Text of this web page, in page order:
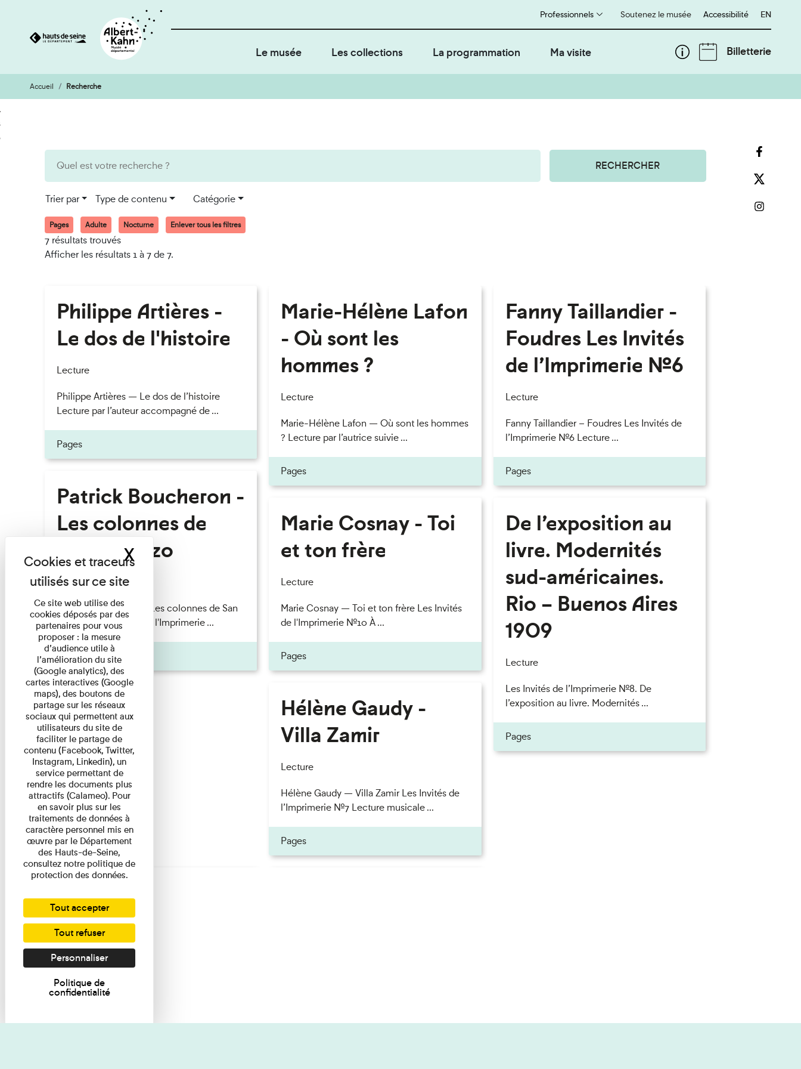
Aller
au
contenu
Aller
à
la
Soutenez le musée
Professionnels Accessibilité English
EN
Le musée Les collections La programmation Ma visite Billetterie
Accueil Recherche
RECHERCHER
Trier par Type de contenu Catégorie
Pages Adulte Nocturne Enlever tous les filtres
7 résultats trouvés
Afficher les résultats 1 à 7 de 7.
Philippe Artières -
Le dos de l'histoire
Lecture
Philippe Artières — Le dos de l’histoire
Lecture par l’auteur accompagné de ...
Pages
Patrick Boucheron -
Les colonnes de
San Lorenzo
Lecture
Patrick Boucheron — Les colonnes de San
Lorenzo Les Invités de l'Imprimerie ...
Pages
Marie-Hélène Lafon
- Où sont les
hommes ?
Lecture
Marie-Hélène Lafon — Où sont les hommes
? Lecture par l’autrice suivie ...
Pages
Marie Cosnay - Toi
et ton frère
Lecture
Marie Cosnay — Toi et ton frère Les Invités
de l'Imprimerie n°10 À ...
Pages
Hélène Gaudy -
Villa Zamir
Lecture
Hélène Gaudy — Villa Zamir Les Invités de
l’Imprimerie n°7 Lecture musicale ...
Pages
Fanny Taillandier -
Foudres Les Invités
de l’Imprimerie n°6
Lecture
Fanny Taillandier – Foudres Les Invités de
l’Imprimerie n°6 Lecture ...
Pages
De l’exposition au
livre. Modernités
sud-américaines.
Rio – Buenos Aires
1909
Lecture
Les Invités de l’Imprimerie n°8. De
l’exposition au livre. Modernités ...
Pages
Ce site web utilise des
cookies déposés par des
partenaires pour vous
proposer : la mesure
d’audience utile à
l’amélioration du site
(Google analytics), des
cartes interactives (Google
maps), des boutons de
partage sur les réseaux
sociaux qui permettent aux
utilisateurs du site de
faciliter le partage de
contenu (Facebook, Twitter,
Instagram, Linkedin), un
service permettant de
rendre les documents plus
attractifs (Calameo). Pour
en savoir plus sur les
traitements de données à
caractère personnel mis en
œuvre par le Département
des Hauts-de-Seine,
consultez notre politique de
protection des données.
Tout accepter
Tout refuser
Personnaliser
Politique de
confidentialité
XMasquer le bandeau des cookies